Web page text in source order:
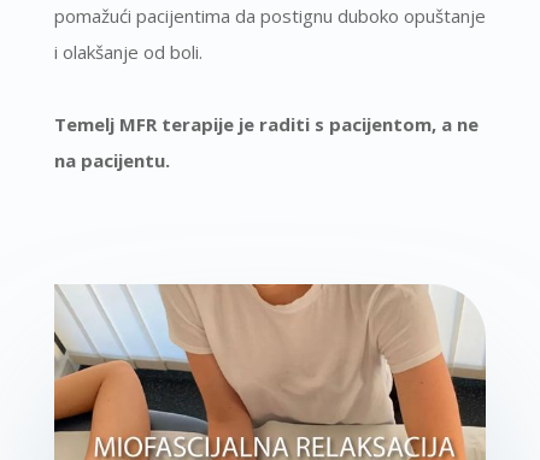
pomažući pacijentima da postignu duboko opuštanje
i olakšanje od boli.
Temelj MFR terapije je raditi s pacijentom, a ne
na pacijentu.